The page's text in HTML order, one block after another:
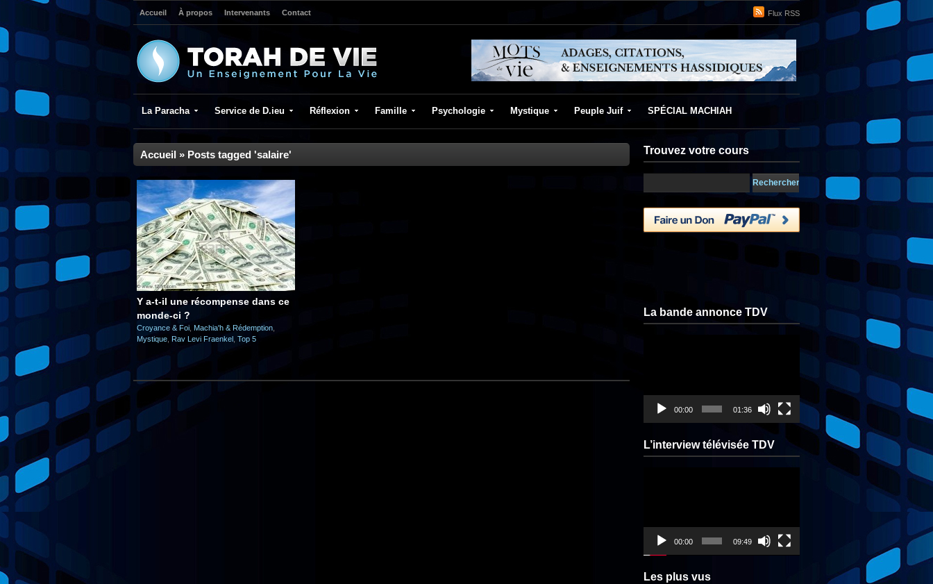
Flux RSS
Accueil À propos Intervenants Contact
La Paracha Service de D.ieu Réflexion Famille Psychologie Mystique Peuple Juif SPÉCIAL MACHIAH
Accueil » Posts tagged 'salaire'
Y a-t-il une récompense dans ce
monde-ci ?
Croyance & Foi Machia'h & Rédemption
Mystique Rav Levi Fraenkel Top 5
Trouvez votre cours
La bande annonce TDV
00:00 01:36
L’interview télévisée TDV
00:00 09:49
Les plus vus